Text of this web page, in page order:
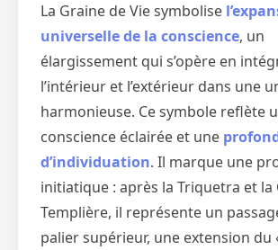
La Graine de Vie symbolise
universelle de la conscience, un
élargissement qui s’opère en
l’intérieur et l’extérieur dans une
harmonieuse. Ce symbole reflète
conscience éclairée et une
d’individuation. Il marque une
initiatique : après la Triquetra et la
Templière, il représente un
palier supérieur, une extension du